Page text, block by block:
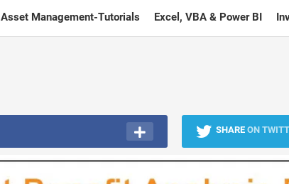
Asset Management-Tutorials Excel, VBA & Power BI
SHARE ON